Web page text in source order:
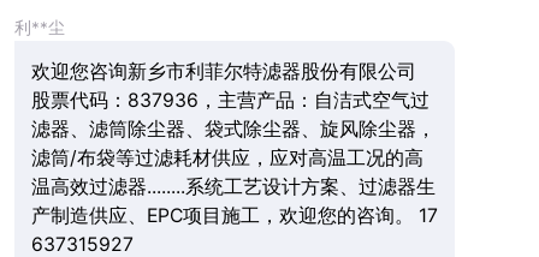
利**尘
欢迎您咨询新乡市利菲尔特滤器股份有限公司
股票代码：837936，主营产品：自洁式空气过
滤器、滤筒除尘器、袋式除尘器、旋风除尘器，
滤筒/布袋等过滤耗材供应，应对高温工况的高
温高效过滤器........系统工艺设计方案、过滤器生
产制造供应、EPC项目施工，欢迎您的咨询。 17
637315927